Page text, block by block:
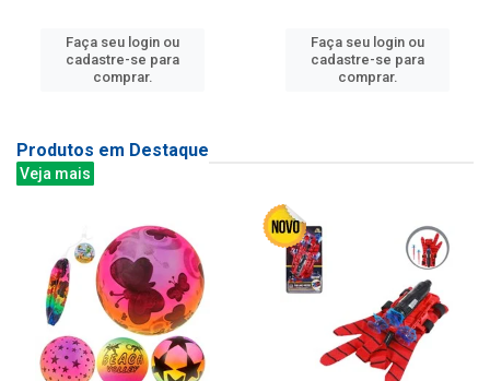
Faça seu login ou
cadastre-se para
comprar.
Faça seu login ou
cadastre-se para
comprar.
Produtos em Destaque
Veja mais